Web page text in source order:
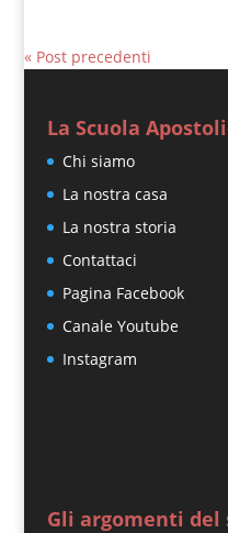
« Post precedenti
La Scuola
Chi siamo
La nostra casa
La nostra storia
Contattaci
Pagina Facebook
Canale Youtube
Instagram
Gli argomenti del